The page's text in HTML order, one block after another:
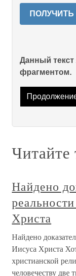
Данный
фрагментом.
Читайте
Найдено
Христа
Найдено
Иисуса Христа
христианской
человечеству две